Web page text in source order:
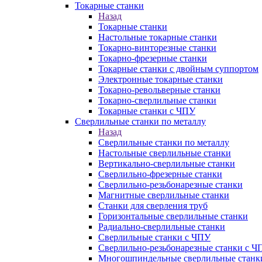
Токарные станки
Назад
Токарные станки
Настольные токарные станки
Токарно-винторезные станки
Токарно-фрезерные станки
Токарные станки с двойным суппортом
Электронные токарные станки
Токарно-револьверные станки
Токарно-сверлильные станки
Токарные станки с ЧПУ
Сверлильные станки по металлу
Назад
Сверлильные станки по металлу
Настольные сверлильные станки
Вертикально-сверлильные станки
Сверлильно-фрезерные станки
Сверлильно-резьбонарезные станки
Магнитные сверлильные станки
Станки для сверления труб
Горизонтальные сверлильные станки
Радиально-сверлильные станки
Сверлильные станки с ЧПУ
Сверлильно-резьбонарезные станки с
Многошпиндельные сверлильные